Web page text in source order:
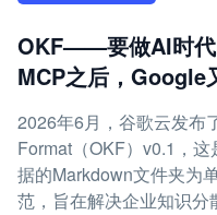
OKF——要做AI时
MCP之后，Google
2026年6月，谷歌云发布
Format（OKF）v0.1，
据的Markdown文件夹为
范，旨在解决企业知识分